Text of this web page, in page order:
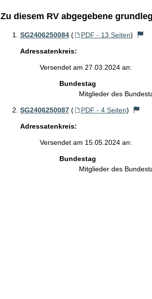
Zu diesem RV abgegebene
SG2406250084 ( PDF - 13 Seiten)
Adressatenkreis:
Versendet am 27.03.2024 an:
Bundestag
Mitglieder des
SG2406250087 ( PDF - 4 Seiten)
Adressatenkreis:
Versendet am 15.05.2024 an:
Bundestag
Mitglieder des